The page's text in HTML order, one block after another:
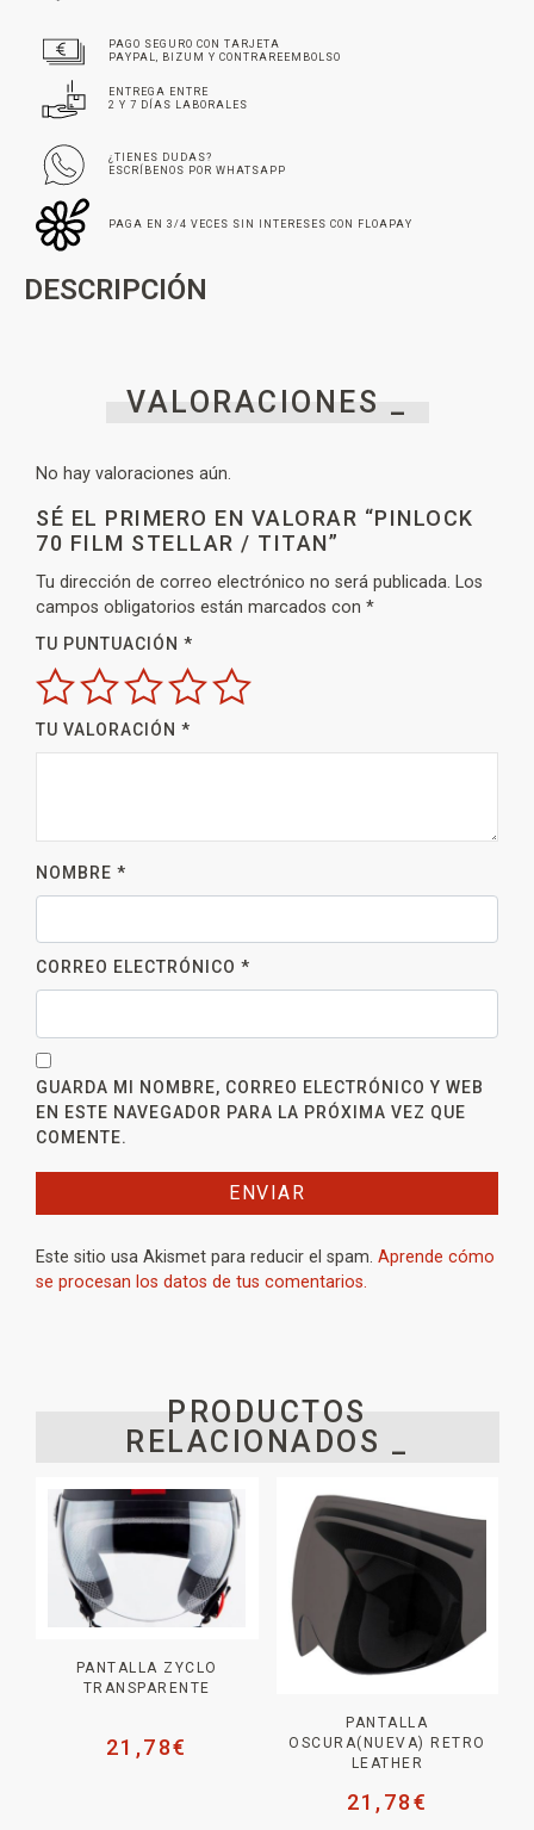
PAGO SEGURO CON TARJETA
PAYPAL, BIZUM Y CONTRAREEMBOLSO
ENTREGA ENTRE
2 Y 7 DÍAS LABORALES
¿TIENES DUDAS?
ESCRÍBENOS POR WHATSAPP
PAGA EN 3/4 VECES SIN INTERESES CON FLOAPAY
DESCRIPCIÓN
VALORACIONES _
No hay valoraciones aún.
SÉ EL PRIMERO EN VALORAR “PINLOCK
70 FILM STELLAR / TITAN”
Tu dirección de correo electrónico no será publicada. Los
campos obligatorios están marcados con *
TU PUNTUACIÓN *
TU VALORACIÓN *
NOMBRE *
CORREO ELECTRÓNICO *
GUARDA MI NOMBRE, CORREO ELECTRÓNICO Y WEB
EN ESTE NAVEGADOR PARA LA PRÓXIMA VEZ QUE
COMENTE.
Este sitio usa Akismet para reducir el spam. Aprende cómo
se procesan los datos de tus comentarios.
PRODUCTOS
RELACIONADOS _
PANTALLA ZYCLO
TRANSPARENTE
21,78€
PANTALLA
OSCURA(NUEVA) RETRO
LEATHER
21,78€